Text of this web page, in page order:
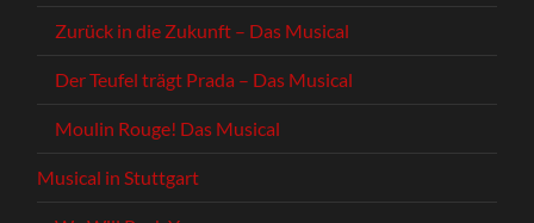
Zurück in die Zukunft – Das Musical
Der Teufel trägt Prada – Das Musical
Moulin Rouge! Das Musical
Musical in Stuttgart